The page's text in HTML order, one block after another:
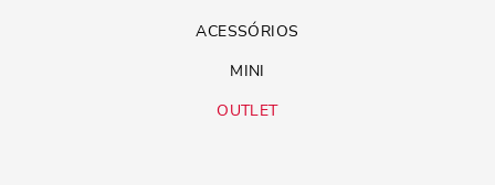
ACESSÓRIOS
MINI
OUTLET